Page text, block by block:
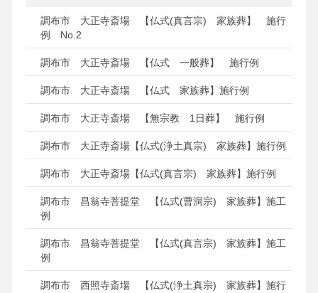
調布市 大正寺斎場 【仏式(真言宗) 家族葬】 施行
例 No.2
調布市 大正寺斎場 【仏式 一般葬】 施行例
調布市 大正寺斎場 【仏式 家族葬】施行例
調布市 大正寺斎場 【無宗教 1日葬】 施行例
調布市 大正寺斎場【仏式(浄土真宗) 家族葬】施行例
調布市 大正寺斎場【仏式(真言宗) 家族葬】施行例
調布市 昌翁寺菩提堂 【仏式(曹洞宗) 家族葬】施工
例
調布市 昌翁寺菩提堂 【仏式(真言宗) 家族葬】施工
例
調布市 西照寺斎場 【仏式(浄土真宗) 家族葬】施行